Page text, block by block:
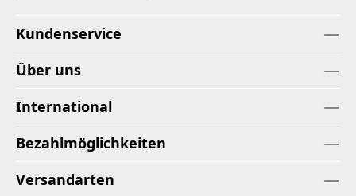
Kundenservice
Über uns
International
Bezahlmöglichkeiten
Versandarten